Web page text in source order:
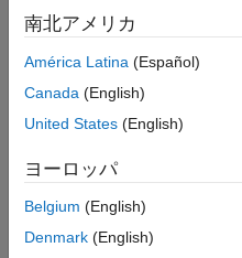
Syntax
Examples
Input Arguments
Output Arguments
See Also
state =
example
collapse all
Get the Application
南北アメリカ
América Latina (Español)
Canada (English)
United States (English)
ヨーロッパ
Belgium (English)
Denmark (English)